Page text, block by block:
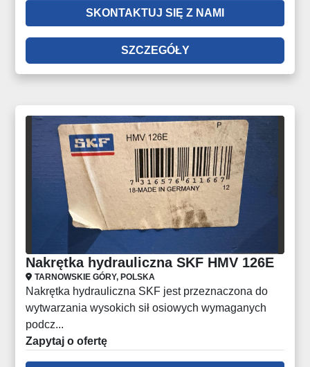
SKONTAKTUJ SIĘ Z NAMI
SZCZEGÓŁY
Nakrętka hydrauliczna SKF HMV 126E
TARNOWSKIE GÓRY, POLSKA
Nakrętka hydrauliczna SKF jest przeznaczona do
wytwarzania wysokich sił osiowych wymaganych
podcz...
Zapytaj o ofertę